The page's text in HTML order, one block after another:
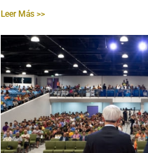
Leer Más >>